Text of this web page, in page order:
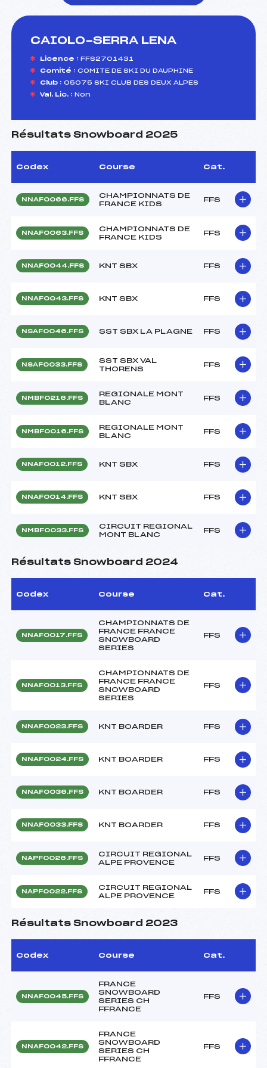
CAIOLO-SERRA LENA
Licence : FFS2701431
Comité : COMITE DE SKI DU DAUPHINE
Club : 05075 SKI CLUB DES DEUX ALPES
Val. Lic. : Non
Résultats Snowboard 2025
Codex Course Cat.
NNAF0066.FFS
CHAMPIONNATS DE
FRANCE KIDS
FFS
NNAF0063.FFS
CHAMPIONNATS DE
FRANCE KIDS
FFS
NNAF0044.FFS KNT SBX FFS
NNAF0043.FFS KNT SBX FFS
NSAF0046.FFS SST SBX LA PLAGNE FFS
NSAF0033.FFS
SST SBX VAL
THORENS
FFS
NMBF0216.FFS
REGIONALE MONT
BLANC
FFS
NMBF0016.FFS
REGIONALE MONT
BLANC
FFS
NNAF0012.FFS KNT SBX FFS
NNAF0014.FFS KNT SBX FFS
NMBF0033.FFS
CIRCUIT REGIONAL
MONT BLANC
FFS
Résultats Snowboard 2024
Codex Course Cat.
NNAF0017.FFS
CHAMPIONNATS DE
FRANCE FRANCE
SNOWBOARD
SERIES
FFS
NNAF0013.FFS
CHAMPIONNATS DE
FRANCE FRANCE
SNOWBOARD
SERIES
FFS
NNAF0023.FFS KNT BOARDER FFS
NNAF0024.FFS KNT BOARDER FFS
NNAF0036.FFS KNT BOARDER FFS
NNAF0033.FFS KNT BOARDER FFS
NAPF0026.FFS
CIRCUIT REGIONAL
ALPE PROVENCE
FFS
NAPF0022.FFS
CIRCUIT REGIONAL
ALPE PROVENCE
FFS
Résultats Snowboard 2023
Codex Course Cat.
NNAF0045.FFS
FRANCE
SNOWBOARD
SERIES CH
FFRANCE
FFS
NNAF0042.FFS
FRANCE
SNOWBOARD
SERIES CH
FFRANCE
FFS